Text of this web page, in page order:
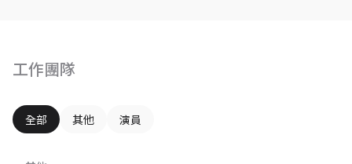
工作團隊
全部 其他 演員